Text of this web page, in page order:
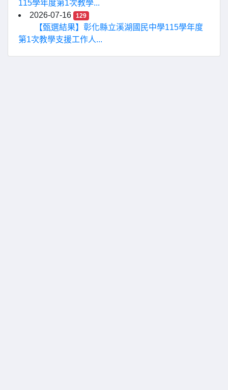
115學年度第1次教學...
2026-07-16
129
【甄選結果】彰化縣立溪湖國民中學115學年度
第1次教學支援工作人...